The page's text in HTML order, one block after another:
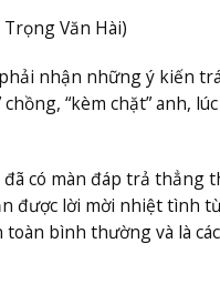
Văn Hài)
nhận những ý kiến
“kèm chặt” anh,
có màn đáp trả thẳng
được lời mời nhiệt tình
bình thường và là